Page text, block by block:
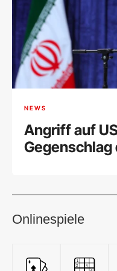
NEWS
Angriff auf
Gegenschlag
Onlinespiele